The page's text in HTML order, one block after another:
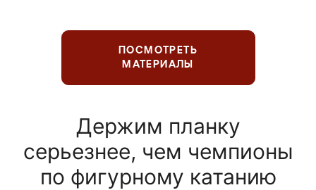
ПОСМОТРЕТЬ
МАТЕРИАЛЫ
Держим планку
серьезнее, чем чемпионы
по фигурному катанию